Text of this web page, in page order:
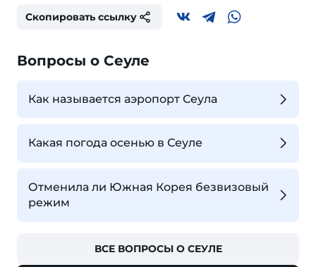
Скопировать ссылку
Вопросы о Сеуле
Как называется аэропорт Сеула
Какая погода осенью в Сеуле
Отменила ли Южная Корея безвизовый
режим
ВСЕ ВОПРОСЫ О СЕУЛЕ